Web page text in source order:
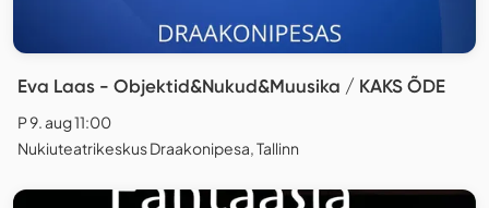
Eva Laas - Objektid&Nukud&Muusika / KAKS ÕDE
P 9. aug 11:00
Nukiuteatrikeskus Draakonipesa, Tallinn